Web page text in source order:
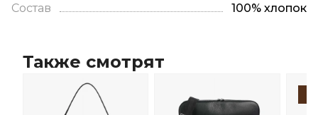
Состав 100% хлопок
Также смотрят